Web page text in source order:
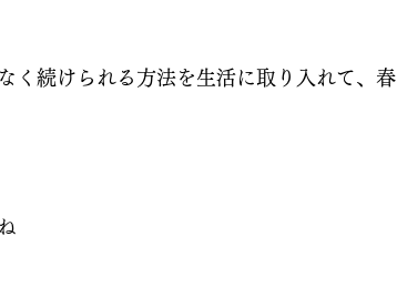
く続けられる方法を生活に取り入れて、春